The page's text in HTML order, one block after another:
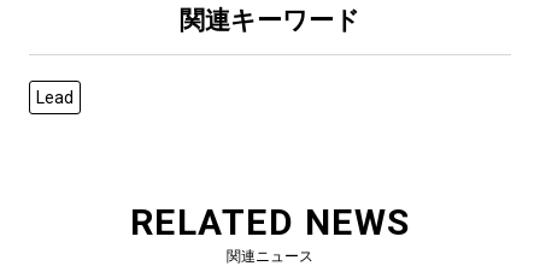
関連キーワード
Lead
RELATED NEWS
関連ニュース